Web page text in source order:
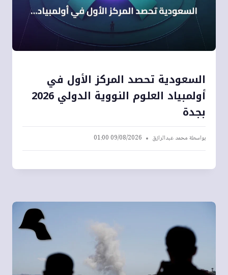
السعودية تحصد المركز الأول في
أولمبياد العلوم النووية الدولي 2026
بجدة
بواسطةمحمد عبدالرازق 09/08/2026 01:00